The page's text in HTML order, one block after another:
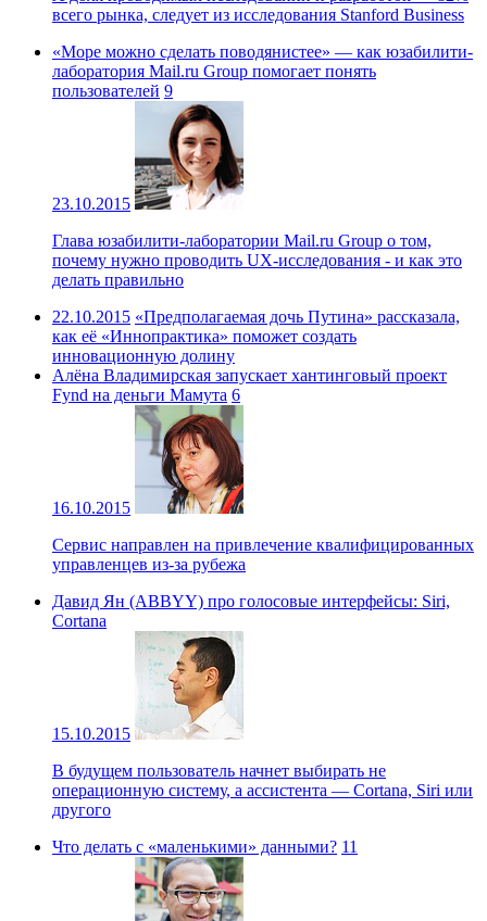
всего рынка, следует из исследования Stanford Business
«Море можно сделать поводянистее» — как юзабилити-
лаборатория Mail.ru Group помогает понять
пользователей 9
23.10.2015
Глава юзабилити-лаборатории Mail.ru Group о том,
почему нужно проводить UX-исследования - и как это
делать правильно
22.10.2015 «Предполагаемая дочь Путина» рассказала,
как её «Иннопрактика» поможет создать
инновационную долину
Алёна Владимирская запускает хантинговый проект
Fynd на деньги Мамута 6
16.10.2015
Сервис направлен на привлечение квалифицированных
управленцев из-за рубежа
Давид Ян (ABBYY) про голосовые интерфейсы: Siri,
Cortana
15.10.2015
В будущем пользователь начнет выбирать не
операционную систему, а ассистента — Cortana, Siri или
другого
Что делать с «маленькими» данными? 11